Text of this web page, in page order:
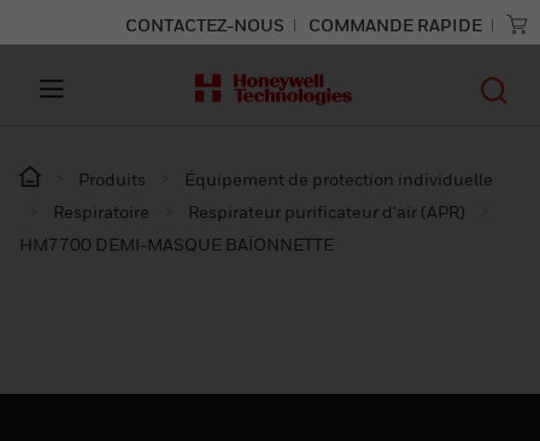
CONTACTEZ-NOUS COMMANDE RAPIDE
Produits
Équipement de protection individuelle
Respiratoire
Respirateur purificateur d'air (APR)
HM7700 DEMI-MASQUE BAÏONNETTE